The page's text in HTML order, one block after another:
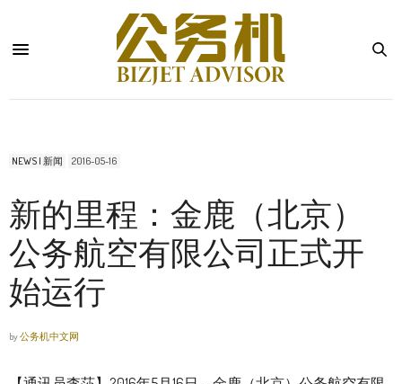
NEWS | 新闻 2016-05-16
新的里程：金鹿（北京）
公务航空有限公司正式开
始运行
by公务机中文网